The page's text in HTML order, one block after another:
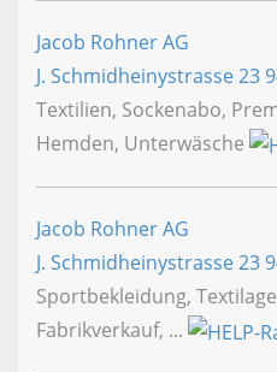
Jacob Rohner AG
J. Schmidheinystrasse 23
Textilien, Sockenabo,
Hemden, Unterwäsche
Jacob Rohner AG
J. Schmidheinystrasse 23
Sportbekleidung,
Fabrikverkauf, ...